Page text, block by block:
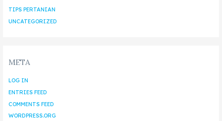
TIPS PERTANIAN
UNCATEGORIZED
META
LOG IN
ENTRIES FEED
COMMENTS FEED
WORDPRESS.ORG